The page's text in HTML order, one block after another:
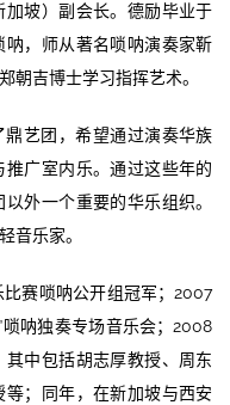
坡）副会长。德励毕业于
，师从著名唢呐演奏家靳
朝吉博士学习指挥艺术。
艺团，希望通过演奏华族
广室内乐。通过这些年的
外一个重要的华乐组织。
音乐家。
赛唢呐公开组冠军；2007
呐独奏专场音乐会；2008
中包括胡志厚教授、周东
；同年，在新加坡与西安